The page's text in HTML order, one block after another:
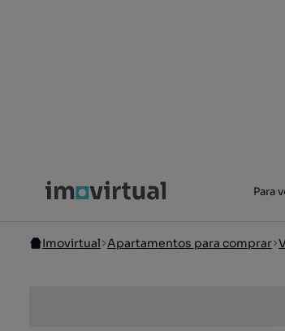
Para
Imovirtual Apartamentos para comprar